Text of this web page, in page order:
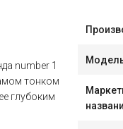
number 1
тонком
глубоким